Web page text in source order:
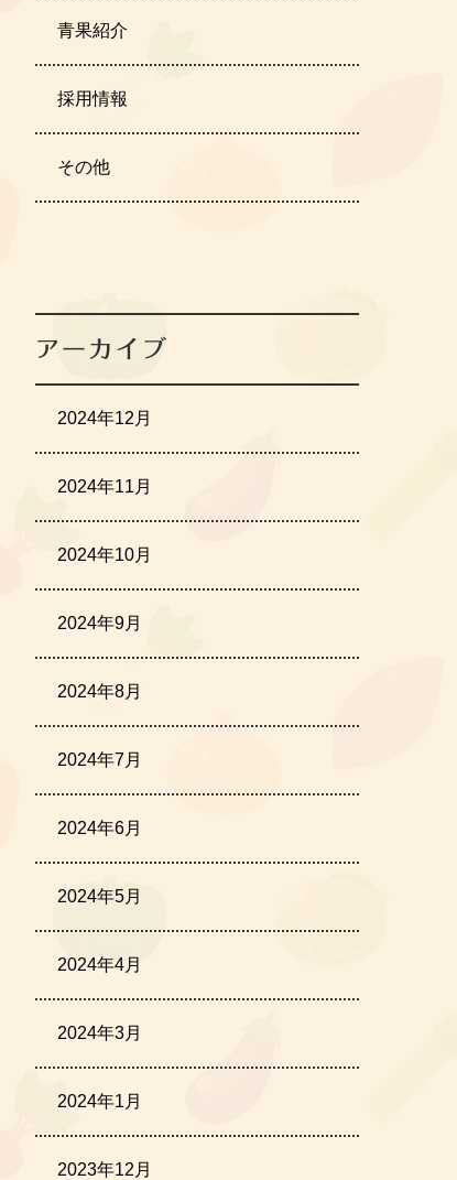
青果紹介
採用情報
その他
アーカイブ
2024年12月
2024年11月
2024年10月
2024年9月
2024年8月
2024年7月
2024年6月
2024年5月
2024年4月
2024年3月
2024年1月
2023年12月